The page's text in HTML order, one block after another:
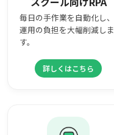
毎日の手作業を自動化し、
運用の負担を大幅削減しま
す。
詳しくはこちら